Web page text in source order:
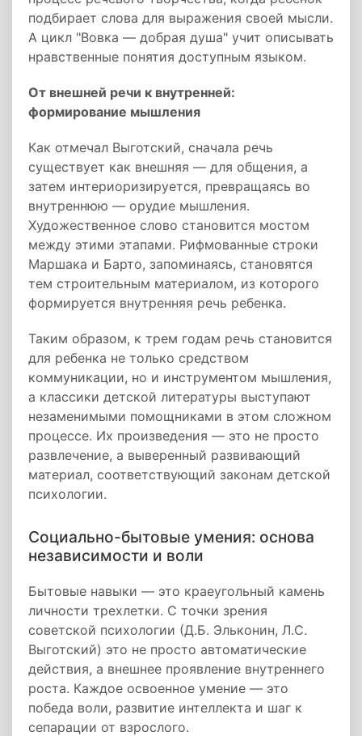
подбирает слова для выражения своей мысли.
А цикл "Вовка — добрая душа" учит описывать
нравственные понятия доступным языком.
От внешней речи к внутренней:
формирование мышления
Как отмечал Выготский, сначала речь
существует как внешняя — для общения, а
затем интериоризируется, превращаясь во
внутреннюю — орудие мышления.
Художественное слово становится мостом
между этими этапами. Рифмованные строки
Маршака и Барто, запоминаясь, становятся
тем строительным материалом, из которого
формируется внутренняя речь ребенка.
Таким образом, к трем годам речь становится
для ребенка не только средством
коммуникации, но и инструментом мышления,
а классики детской литературы выступают
незаменимыми помощниками в этом сложном
процессе. Их произведения — это не просто
развлечение, а выверенный развивающий
материал, соответствующий законам детской
психологии.
Социально-бытовые умения: основа
независимости и воли
Бытовые навыки — это краеугольный камень
личности трехлетки. С точки зрения
советской психологии (Д.Б. Эльконин, Л.С.
Выготский) это не просто автоматические
действия, а внешнее проявление внутреннего
роста. Каждое освоенное умение — это
победа воли, развитие интеллекта и шаг к
сепарации от взрослого.